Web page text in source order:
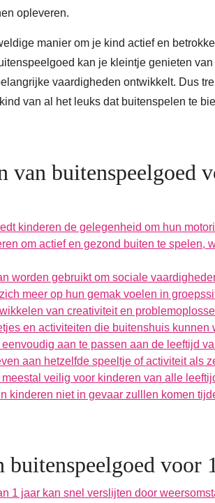
opleveren.
manier om je kind actief en
kan je kleintje genieten
vaardigheden ontwikkelt. Dus
van al het leuks dat buitenspelen te
van buitenspeelgoed
kinderen de gelegenheid om hun
om actief en gezond buiten te spelen,
worden gebruikt om sociale
meer op hun gemak voelen in
van creativiteit en
en activiteiten die buitenshuis kunnen
aan te passen aan de leeftijd
aan hetzelfde speeltje of activiteit als
veilig voor kinderen van alle
kinderen niet in gevaar zulllen komen
buitenspeelgoed voor
1 jaar kan snel verslijten door